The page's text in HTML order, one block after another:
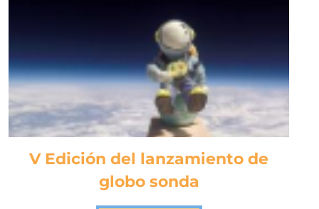
V Edición del lanzamiento de
globo sonda